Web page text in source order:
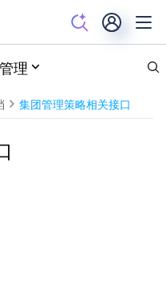
理
集团管理策略相关接口